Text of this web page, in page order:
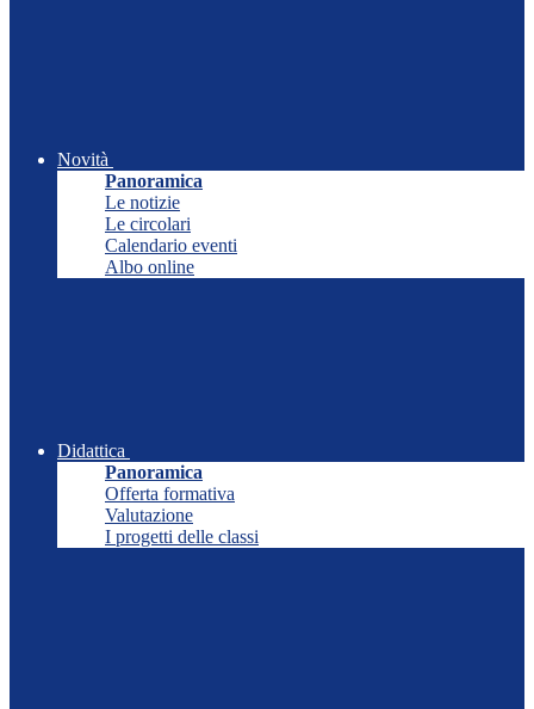
Novità
Panoramica
Le notizie
Le circolari
Calendario eventi
Albo online
Didattica
Panoramica
Offerta formativa
Valutazione
I progetti delle classi